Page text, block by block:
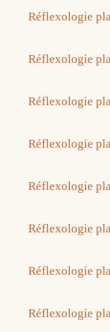
Réflexologie
Réflexologie
Réflexologie
Réflexologie
Réflexologie
Réflexologie
Réflexologie
Réflexologie